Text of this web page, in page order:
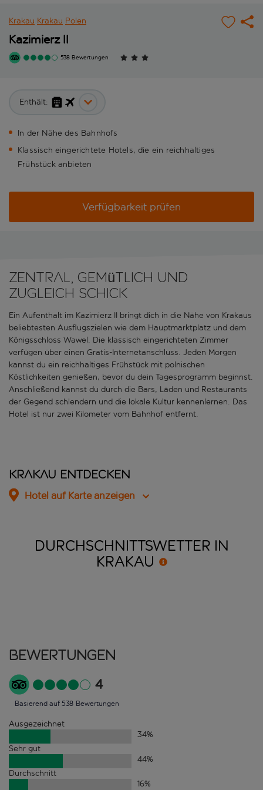
Krakau Krakau Polen
Kazimierz II
538 Bewertungen
Enthält:
In der Nähe des Bahnhofs
Klassisch eingerichtete Hotels, die ein reichhaltiges
Frühstück anbieten
Verfügbarkeit prüfen
Zentral, gemütlich und
zugleich schick
Ein Aufenthalt im Kazimierz II bringt dich in die Nähe von Krakaus
beliebtesten Ausflugszielen wie dem Hauptmarktplatz und dem
Königsschloss Wawel. Die klassisch eingerichteten Zimmer
verfügen über einen Gratis-Internetanschluss. Jeden Morgen
kannst du ein reichhaltiges Frühstück mit polnischen
Köstlichkeiten genießen, bevor du dein Tagesprogramm beginnst.
Anschließend kannst du durch die Bars, Läden und Restaurants
der Gegend schlendern und die lokale Kultur kennenlernen. Das
Hotel ist nur zwei Kilometer vom Bahnhof entfernt.
Krakau entdecken
Hotel auf Karte anzeigen
DURCHSCHNITTSWETTER IN
KRAKAU
Bewertungen
4
Basierend auf 538 Bewertungen
Ausgezeichnet
34%
Sehr gut
44%
Durchschnitt
16%